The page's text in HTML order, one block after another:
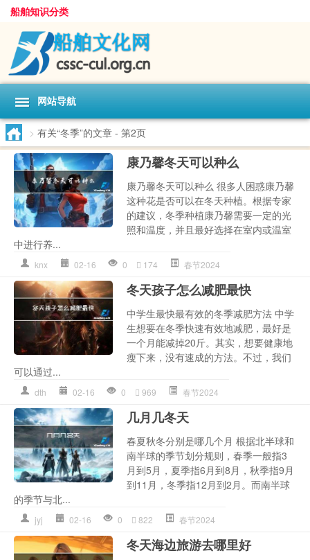
船舶知识分类
网站导航
> 有关“冬季”的文章 - 第2页
康乃馨冬天可以种么
康乃馨冬天可以种么 很多人困惑康乃馨
这种花是否可以在冬天种植。根据专家
的建议，冬季种植康乃馨需要一定的光
照和温度，并且最好选择在室内或温室
中进行养...
knx 02-16 0 174 春节2024
冬天孩子怎么减肥最快
中学生最快最有效的冬季减肥方法 中学
生想要在冬季快速有效地减肥，最好是
一个月能减掉20斤。其实，想要健康地
瘦下来，没有速成的方法。不过，我们
可以通过...
dth 02-16 0 969 春节2024
几月几冬天
春夏秋冬分别是哪几个月 根据北半球和
南半球的季节划分规则，春季一般指3
月到5月，夏季指6月到8月，秋季指9月
到11月，冬季指12月到2月。而南半球
的季节与北...
jyj 02-16 0 822 春节2024
冬天海边旅游去哪里好